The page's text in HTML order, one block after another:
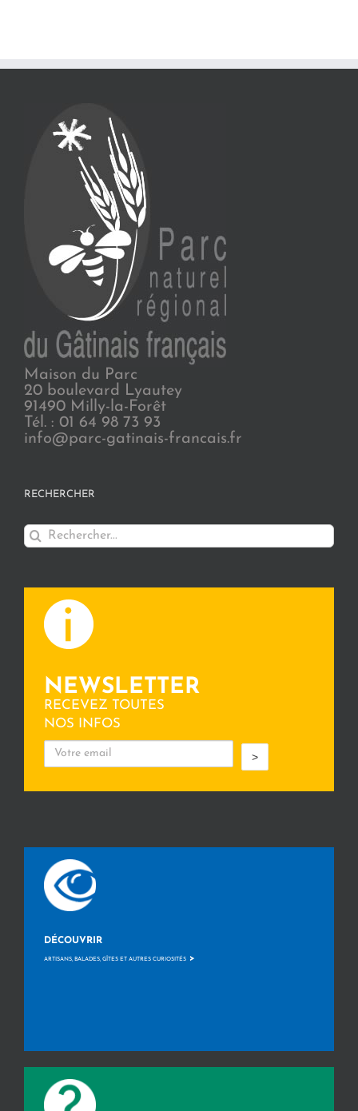
Maison du Parc
20 boulevard Lyautey
91490 Milly-la-Forêt
Tél. : 01 64 98 73 93
info@parc-gatinais-francais.fr
RECHERCHER
Rechercher:
NEWSLETTER
RECEVEZ TOUTES
NOS INFOS
>
DÉCOUVRIR
ARTISANS, BALADES, GÎTES ET AUTRES CURIOSITÉS >